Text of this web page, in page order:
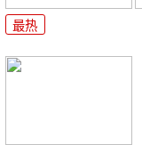
最热